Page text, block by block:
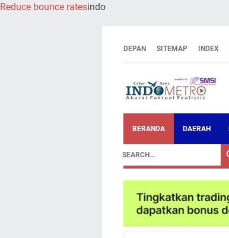
Reduce bounce ratesindo
DEPAN SITEMAP INDEX
BERANDA DAERAH